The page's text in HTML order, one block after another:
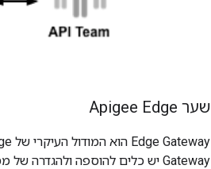
שער Apigee Edge